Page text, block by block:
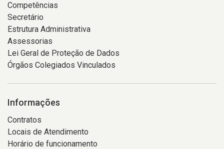
Competências
Secretário
Estrutura Administrativa
Assessorias
Lei Geral de Proteção de Dados
Órgãos Colegiados Vinculados
Informações
Contratos
Locais de Atendimento
Horário de funcionamento